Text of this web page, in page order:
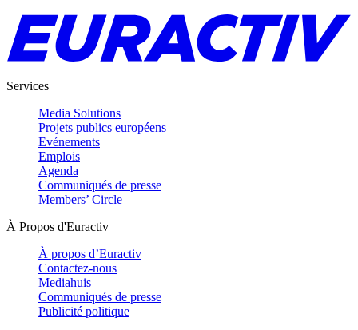
Services
Media Solutions
Projets publics européens
Evénements
Emplois
Agenda
Communiqués de presse
Members’ Circle
À Propos d'Euractiv
À propos d’Euractiv
Contactez-nous
Mediahuis
Communiqués de presse
Publicité politique